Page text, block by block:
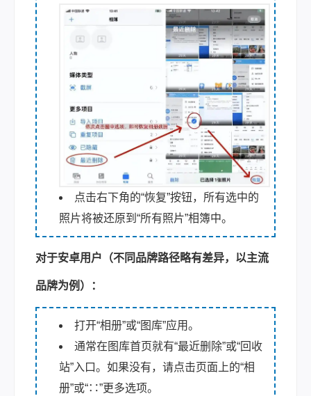
点击右下角的“恢复”按钮，所有选中的
照片将被还原到“所有照片”相簿中。
对于安卓用户（不同品牌路径略有差异，以主流
品牌为例）：
打开“相册”或“图库”应用。
通常在图库首页就有“最近删除”或“回收
站”入口。如果没有，请点击页面上的“相
册”或“∷”更多选项。